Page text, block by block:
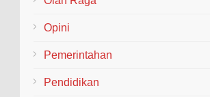
Opini
Pemerintahan
Pendidikan